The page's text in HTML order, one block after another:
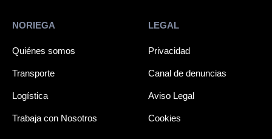
NORIEGA
Quiénes somos
Transporte
Logística
Trabaja con Nosotros
LEGAL
Privacidad
Canal de denuncias
Aviso Legal
Cookies